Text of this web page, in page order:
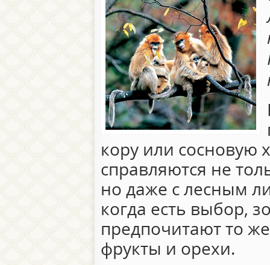
кору или сосновую
справляются не
но даже с лесным
когда есть выбор,
предпочитают то
фрукты и орехи.